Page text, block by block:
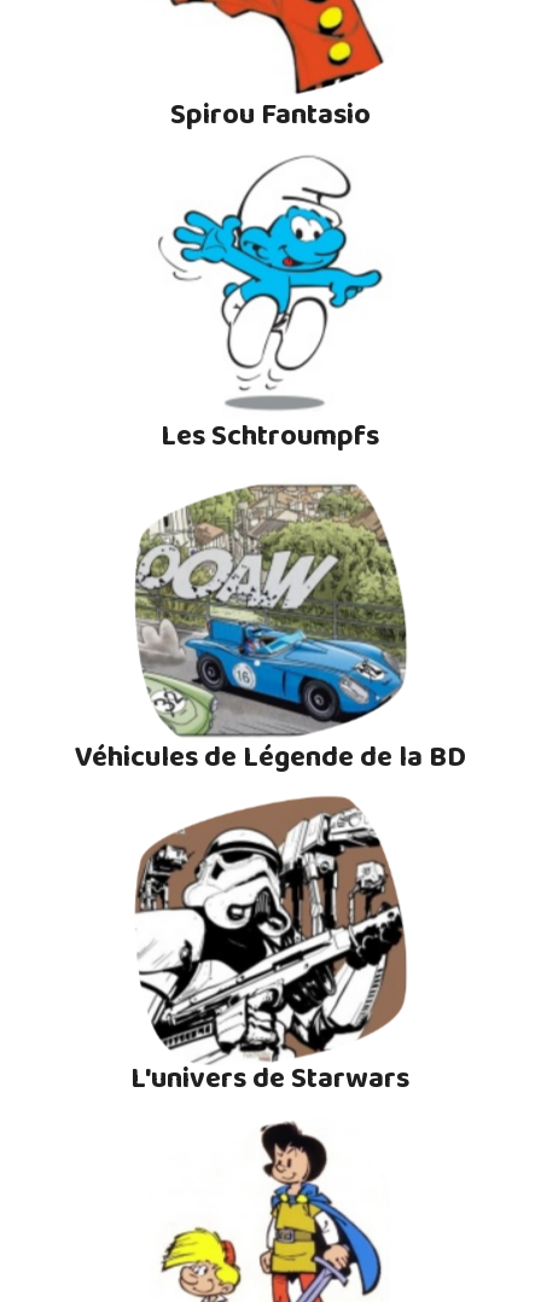
Spirou Fantasio
Les Schtroumpfs
Véhicules de Légende de la BD
L'univers de Starwars